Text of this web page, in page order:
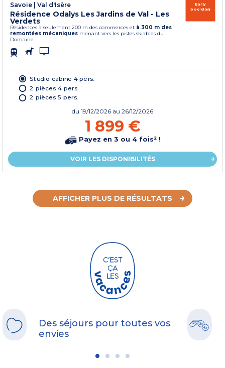
Savoie | Val d'Isère
Résidence Odalys Les Jardins de Val - Les
Verdets
Résidences à seulement 200 m des commerces et à 300 m des
remontées mécaniques menant vers les pistes skiables du
Domaine.
Early
booking
Studio cabine 4 pers.
2 pièces 4 pers.
2 pièces 5 pers.
du 19/12/2026 au 26/12/2026
1 899 €
Payez en 3 ou 4 fois² !
VOIR LES DISPONIBILITÉS
AFFICHER PLUS DE RÉSULTATS
Des séjours pour toutes vos
envies